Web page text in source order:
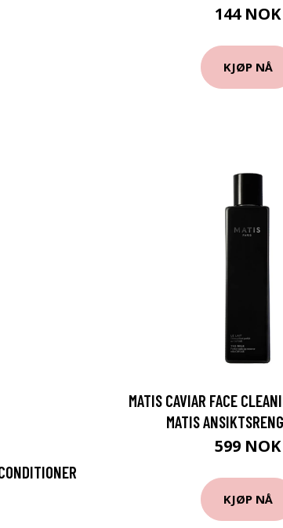
144 NOK
KJØP NÅ
MATIS CAVIAR FACE
MATIS
599 NOK
KJØP NÅ